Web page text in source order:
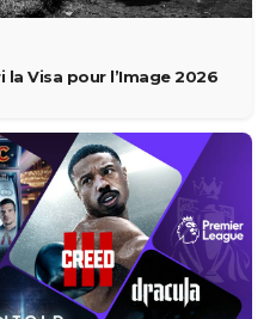
Visa pour l’Image 2026